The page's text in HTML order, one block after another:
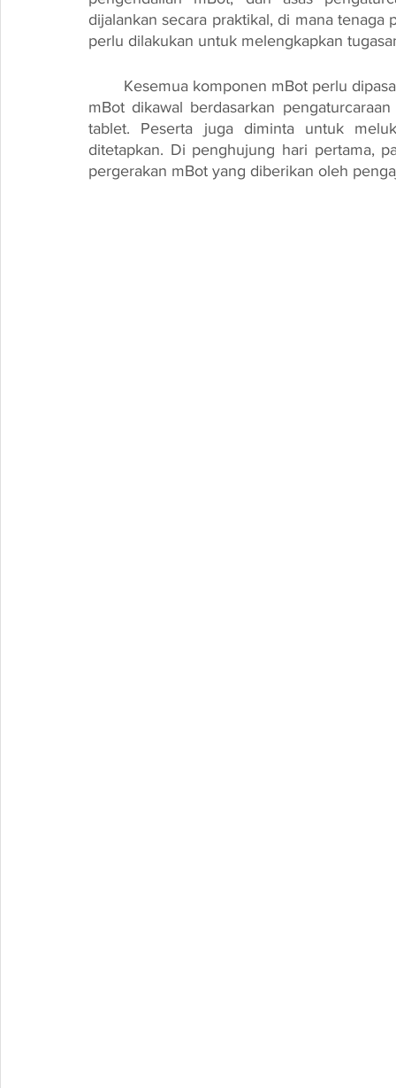
dijalankan secara praktikal, di mana
perlu dilakukan untuk melengkapkan
mBot dikawal berdasarkan
tablet. Peserta juga diminta untuk
ditetapkan. Di penghujung hari pertama,
pergerakan mBot yang diberikan oleh